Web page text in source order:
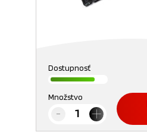
Dostupnosť
Množstvo